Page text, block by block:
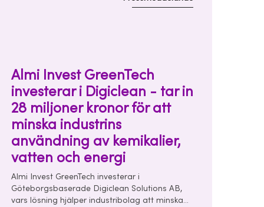
Almi Invest GreenTech
investerar i Digiclean - tar in
28 miljoner kronor för att
minska industrins
användning av kemikalier,
vatten och energi
Almi Invest GreenTech investerar i
Göteborgsbaserade Digiclean Solutions AB,
vars lösning hjälper industribolag att minska